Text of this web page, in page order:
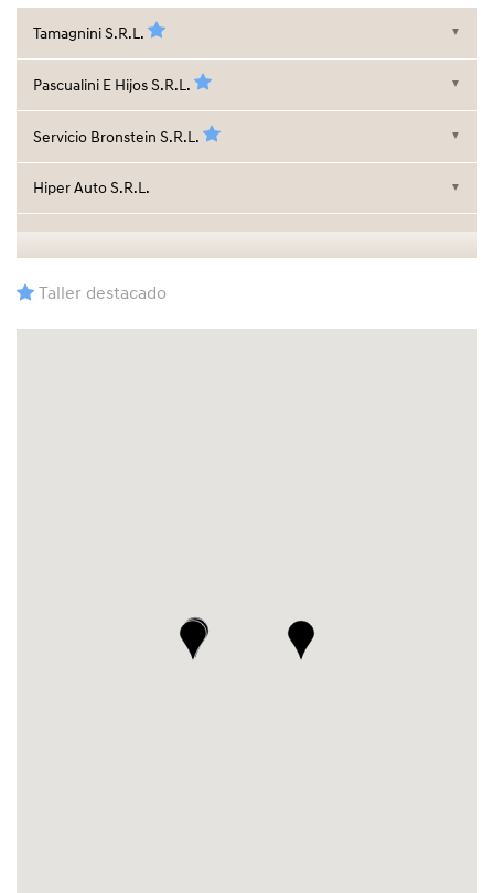
Tamagnini S.R.L. ▼
Pascualini E Hijos S.R.L. ▼
Servicio Bronstein S.R.L. ▼
Hiper Auto S.R.L. ▼
Taller destacado